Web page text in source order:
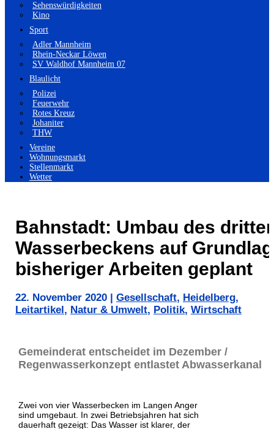
Sehenswürdigkeiten
Kino
Sport
Adler Mannheim
Rhein-Neckar Löwen
SV Waldhof Mannheim 07
Blaulicht
Polizei
Feuerwehr
Rotes Kreuz
Johaniter
THW
Vereine
Wohnungsmarkt
Stellenmarkt
Wetter
Bahnstadt: Umbau des
Wasserbeckens auf
bisheriger Arbeiten geplant
22. November 2020 Gesellschaft, Heidelberg,
Leitartikel , Natur & Umwelt, Politik, Wirtschaft
Gemeinderat entscheidet im Dezember /
Regenwasserkonzept entlastet Abwasserkanal
Zwei von vier Wasserbecken im Langen Anger
sind umgebaut. In zwei Betriebsjahren hat sich
dauerhaft gezeigt: Das Wasser ist klarer, der